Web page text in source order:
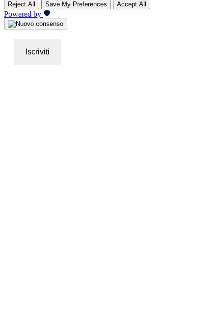
Reject All Save My Preferences Accept All
Powered by
Iscriviti